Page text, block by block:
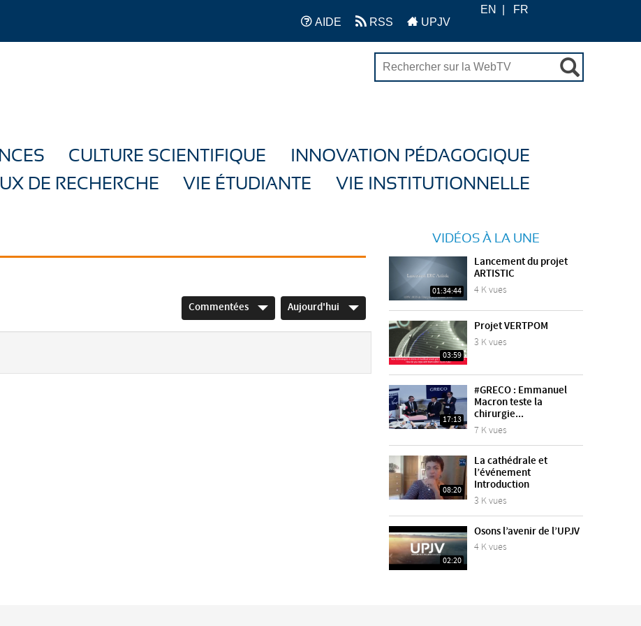
AIDE RSS UPJV
EN FR
CULTURE SCIENTIFIQUE
INNOVATION PÉDAGOGIQUE
DE RECHERCHE
VIE ÉTUDIANTE VIE INSTITUTIONNELLE
Commentées Aujourd'hui
VIDÉOS À LA UNE
01:34:44
Lancement du projet
ARTISTIC
4 K vues
03:59
Projet VERTPOM
3 K vues
17:13
#GRECO : Emmanuel
Macron teste la
chirurgie...
7 K vues
08:20
La cathédrale et
l’événement
Introduction
3 K vues
02:20
Osons l’avenir de l’UPJV
4 K vues